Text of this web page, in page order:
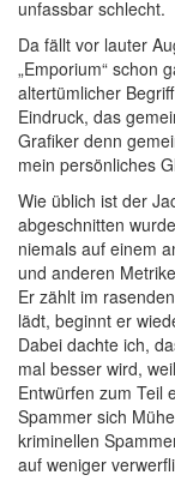
unfassbar schlecht.
Da fällt vor lauter
„Emporium“ schon
altertümlicher
Eindruck, das
Grafiker denn
mein persönliches
Wie üblich ist der
abgeschnitten
niemals auf einem
und anderen
Er zählt im
lädt, beginnt er
Dabei dachte ich,
mal besser wird,
Entwürfen zum Teil
Spammer sich
kriminellen
auf weniger